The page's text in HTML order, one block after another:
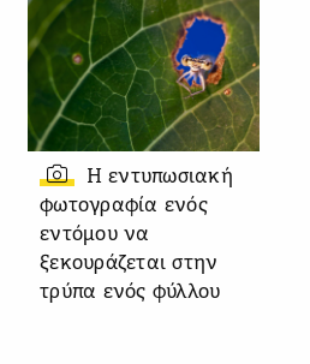
Η εντυπωσιακή
φωτογραφία ενός
εντόμου να
ξεκουράζεται στην
τρύπα ενός φύλλου